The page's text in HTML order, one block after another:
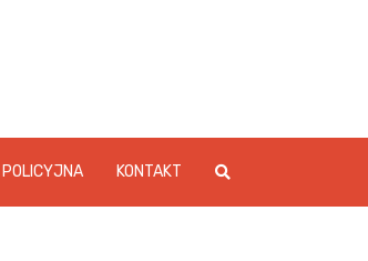
POLICYJNA KONTAKT